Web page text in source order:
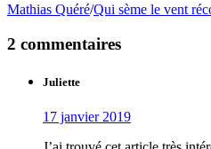
Mathias Quéré/Qui sème le vent
2 commentaires
Juliette
17 janvier 2019